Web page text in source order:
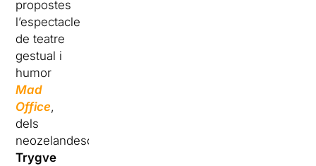
propostes
l’espectacle
de teatre
gestual i
humor
Mad
Office,
dels
neozelandesos
Trygve